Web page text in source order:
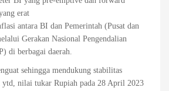
erat
antara BI dan Pemerintah (Pusat dan
Gerakan Nasional Pengendalian
di berbagai daerah.
sehingga mendukung stabilitas
ytd, nilai tukar Rupiah pada 28 April 2023